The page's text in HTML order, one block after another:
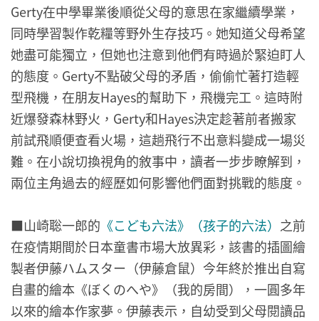
Gerty在中學畢業後順從父母的意思在家繼續學業，
同時學習製作乾糧等野外生存技巧。她知道父母希望
她盡可能獨立，但她也注意到他們有時過於緊迫盯人
的態度。Gerty不點破父母的矛盾，偷偷忙著打造輕
型飛機，在朋友Hayes的幫助下，飛機完工。這時附
近爆發森林野火，Gerty和Hayes決定趁著前者搬家
前試飛順便查看火場，這趟飛行不出意料變成一場災
難。在小說切換視角的敘事中，讀者一步步瞭解到，
兩位主角過去的經歷如何影響他們面對挑戰的態度。
■山崎聡一郎的 《こども六法》（孩子的六法） 之前
在疫情期間於日本童書市場大放異彩，該書的插圖繪
製者伊藤ハムスター（伊藤倉鼠）今年終於推出自寫
自畫的繪本《ぼくのへや》（我的房間），一圓多年
以來的繪本作家夢。伊藤表示，自幼受到父母閱讀品